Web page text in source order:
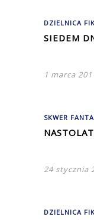
DZIELNICA
SIEDEM
1 marca
SKWER
24 stycznia
DZIELNICA